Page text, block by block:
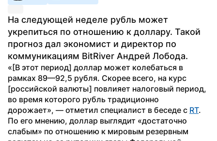
На следующей неделе рубль может
укрепиться по отношению к доллару. Такой
прогноз дал экономист и директор по
коммуникациям BitRiver Андрей Лобода.
«[В этот период] доллар может колебаться в
рамках 89—92,5 рубля. Скорее всего, на курс
[российской валюты] повлияет налоговый период,
во время которого рубль традиционно
дорожает», — отметил специалист в беседе с RT.
По его мнению, доллар выглядит «достаточно
слабым» по отношению к мировым резервным